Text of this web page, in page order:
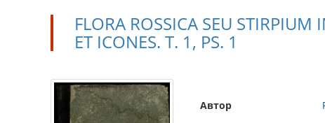
FLORA ROSSICA SEU
ET ICONES. T. 1, PS. 1
Автор